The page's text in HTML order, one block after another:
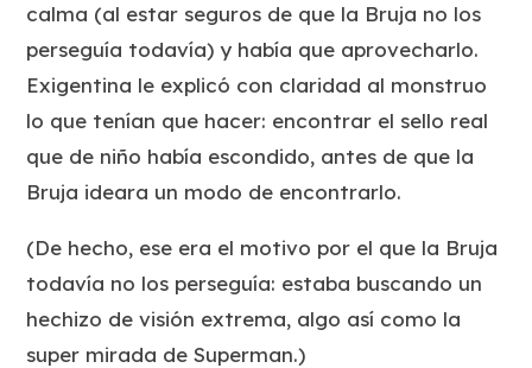
calma (al estar seguros de que la Bruja no los
perseguía todavía) y había que aprovecharlo.
Exigentina le explicó con claridad al monstruo
lo que tenían que hacer: encontrar el sello real
que de niño había escondido, antes de que la
Bruja ideara un modo de encontrarlo.
(De hecho, ese era el motivo por el que la Bruja
todavía no los perseguía: estaba buscando un
hechizo de visión extrema, algo así como la
super mirada de Superman.)